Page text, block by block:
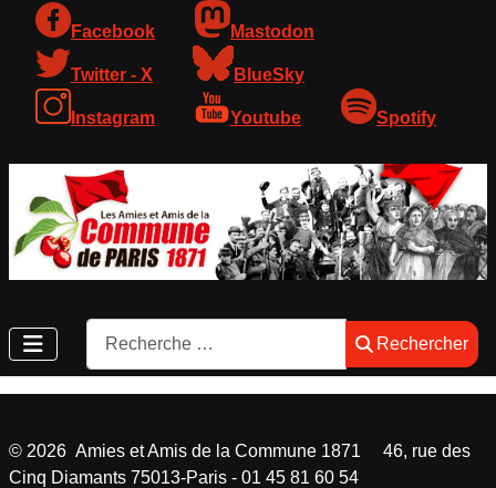
Facebook Mastodon
Twitter - X BlueSky
Instagram Youtube Spotify
Rechercher
Rechercher
© 2026 Amies et Amis de la Commune 1871 46, rue des
Cinq Diamants 75013-Paris - 01 45 81 60 54